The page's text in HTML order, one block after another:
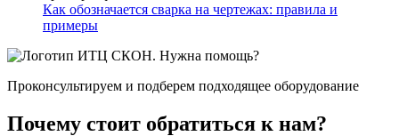
Как обозначается сварка на чертежах: правила и
примеры
Нужна помощь?
Проконсультируем и подберем подходящее оборудование
Почему стоит обратиться к нам?